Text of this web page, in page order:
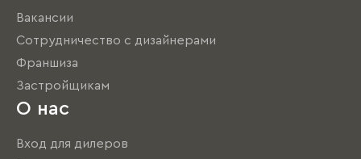
Вакансии
Сотрудничество с дизайнерами
Франшиза
Застройщикам
О нас
Вход для дилеров